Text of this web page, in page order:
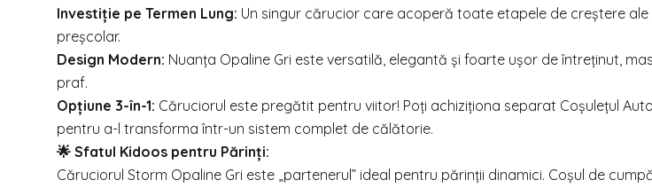
Investiție pe Termen Lung: Un singur cărucior care acoperă toate etapele de creștere ale
preșcolar.
Design Modern: Nuanța Opaline Gri este versatilă, elegantă și foarte ușor de întreținut,
praf.
Opțiune 3-în-1: Căruciorul este pregătit pentru viitor! Poți achiziționa separat Coșulețul
pentru a-l transforma într-un sistem complet de călătorie.
🌟 Sfatul Kidoos pentru Părinți:
Căruciorul Storm Opaline Gri este „partenerul” ideal pentru părinții dinamici. Coșul de